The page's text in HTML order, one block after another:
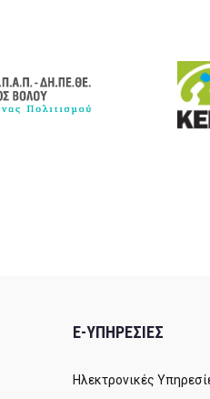
E-ΥΠΗΡΕΣΙΕΣ
Ηλεκτρονικές